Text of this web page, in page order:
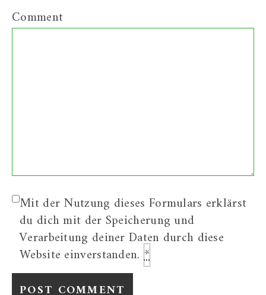
Comment
Mit der Nutzung dieses Formulars erklärst
du dich mit der Speicherung und
Verarbeitung deiner Daten durch diese
Website einverstanden. *